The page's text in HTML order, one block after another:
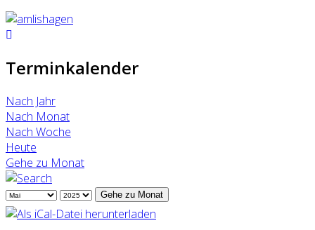
Terminkalender
Nach Jahr
Nach Monat
Nach Woche
Heute
Gehe zu Monat
Gehe zu Monat